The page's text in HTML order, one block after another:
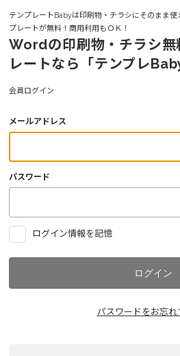
テンプレートBabyは印刷物・チラシにそのまま
プレートが無料！商用利用もＯＫ！
Wordの印刷物・チラシ無
レートなら「テンプレ
Login
会員ログイン
メールアドレス
パスワード
ログイン情報を記憶
パスワードをお忘れ